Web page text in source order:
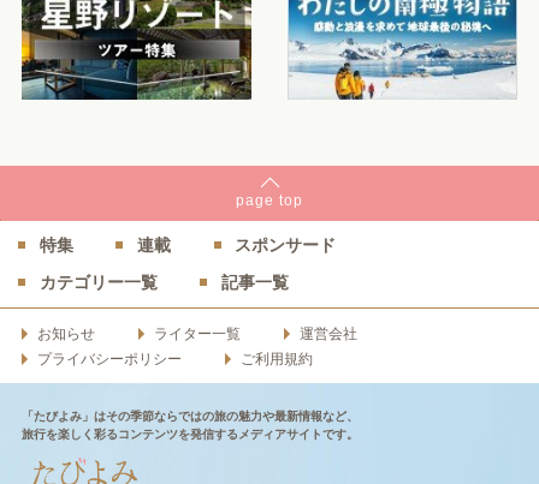
page top
特集 連載
スポンサード
カテゴリー一覧
記事一覧
お知らせ ライター一覧
運営会社
プライバシーポリシー
ご利用規約
「たびよみ」はその季節ならではの旅の魅力や最新情報など、
旅行を楽しく彩るコンテンツを発信するメディアサイトです。